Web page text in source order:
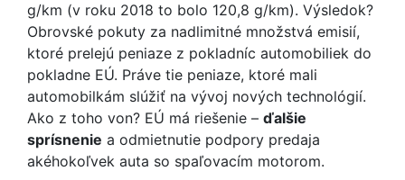
g/km (v roku 2018 to bolo 120,8 g/km). Výsledok?
Obrovské pokuty za nadlimitné množstvá emisií,
ktoré prelejú peniaze z pokladníc automobiliek do
pokladne EÚ. Práve tie peniaze, ktoré mali
automobilkám slúžiť na vývoj nových technológií.
Ako z toho von? EÚ má riešenie – ďalšie
sprísnenie a odmietnutie podpory predaja
akéhokoľvek auta so spaľovacím motorom.